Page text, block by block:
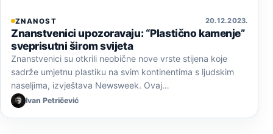
ZNANOST 20. 12. 2023.
Znanstvenici upozoravaju: “Plastično kamenje”
sveprisutni širom svijeta
Znanstvenici su otkrili neobične nove vrste stijena koje
sadrže umjetnu plastiku na svim kontinentima s ljudskim
naseljima, izvještava Newsweek. Ovaj…
Ivan Petričević